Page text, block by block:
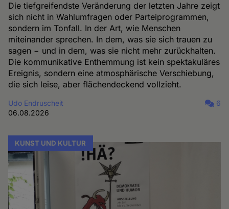
Die tiefgreifendste Veränderung der letzten Jahre zeigt
sich nicht in Wahlumfragen oder Parteiprogrammen,
sondern im Tonfall. In der Art, wie Menschen
miteinander sprechen. In dem, was sie sich trauen zu
sagen − und in dem, was sie nicht mehr zurückhalten.
Die kommunikative Enthemmung ist kein spektakuläres
Ereignis, sondern eine atmosphärische Verschiebung,
die sich leise, aber flächendeckend vollzieht.
Udo Endruscheit
06.08.2026
6
KUNST UND KULTUR